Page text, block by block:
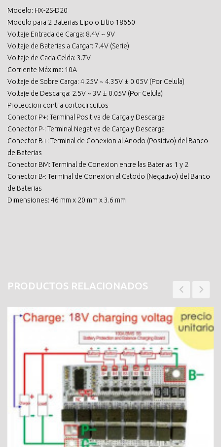
Modelo: HX-2S-D20
Modulo para 2 Baterias Lipo o Litio 18650
Voltaje Entrada de Carga: 8.4V ~ 9V
Voltaje de Baterias a Cargar: 7.4V (Serie)
Voltaje de Cada Celda: 3.7V
Corriente Máxima: 10A
Voltaje de Sobre Carga: 4.25V ~ 4.35V ± 0.05V (Por Celula)
Voltaje de Descarga: 2.5V ~ 3V ± 0.05V (Por Celula)
Proteccion contra cortocircuitos
Conector P+: Terminal Positiva de Carga y Descarga
Conector P-: Terminal Negativa de Carga y Descarga
Conector B+: Terminal de Conexion al Anodo (Positivo) del Banco
de Baterias
Conector BM: Terminal de Conexion entre las Baterias 1 y 2
Conector B-: Terminal de Conexion al Catodo (Negativo) del Banco
de Baterias
Dimensiones: 46 mm x 20 mm x 3.6 mm
PRODUCTOS RELACIONADOS